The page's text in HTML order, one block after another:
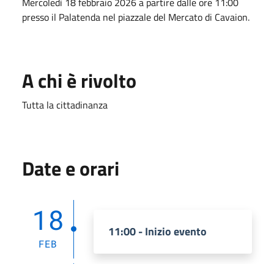
presso il Palatenda nel piazzale del Mercato di Cavaion.
A chi è rivolto
Tutta la cittadinanza
Date e orari
18
FEB
11:00 - Inizio evento